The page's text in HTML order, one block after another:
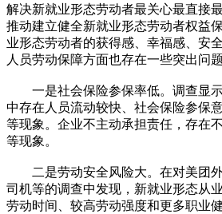
解决新就业形态劳动者最关心最直接
推动建立健全新就业形态劳动者权益
业形态劳动者的获得感、幸福感、安
人员劳动保障方面也存在一些突出问题
一是社会保险参保率低。调查显示
中存在人员流动较快、社会保险参保
等现象。企业不主动承担责任，存在
等现象。
二是劳动安全风险大。在对美团外
司机等的调查中发现，新就业形态从
劳动时间、较高劳动强度和更多职业